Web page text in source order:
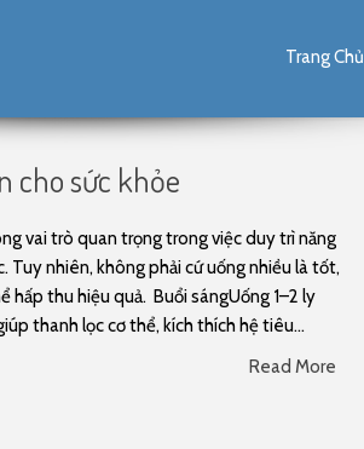
Trang Chủ
cho sức khỏe
vai trò quan trọng trong việc duy trì năng
Tuy nhiên, không phải cứ uống nhiều là tốt,
hấp thu hiệu quả. Buổi sángUống 1–2 ly
thanh lọc cơ thể, kích thích hệ tiêu...
Read More